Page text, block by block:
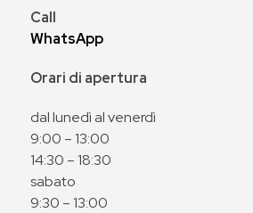
Call
WhatsApp
Orari di apertura
dal lunedì al venerdì
9:00 – 13:00
14:30 – 18:30
sabato
9:30 – 13:00